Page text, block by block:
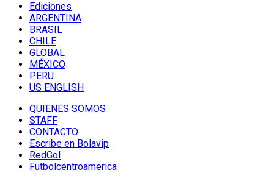
Ediciones
ARGENTINA
BRASIL
CHILE
GLOBAL
MÉXICO
PERU
US ENGLISH
QUIENES SOMOS
STAFF
CONTACTO
Escribe en Bolavip
RedGol
Futbolcentroamerica